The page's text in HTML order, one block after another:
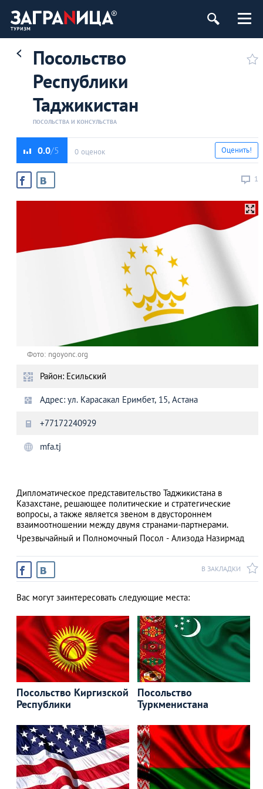
АЗАД
Посольство
Республики
Таджикистан
ПОСОЛЬСТВА И КОНСУЛЬСТВА
0.0 0 оценок
1
Оценить!
Фото: ngoyonc.org
Район: Есильский
Адрес: ул. Карасакал Еримбет, 15, Астана
+77172240929
mfa.tj
Дипломатическое представительство Таджикистана в
Казахстане, решающее политические и стратегические
вопросы, а также является звеном в двустороннем
взаимоотношении между двумя странами-партнерами.
Чрезвычайный и Полномочный Посол - Ализода Назирмад
В ЗАКЛАДКИ
Вас могут заинтересовать следующие места:
Посольство Киргизской
Республики
Посольство
Туркменистана